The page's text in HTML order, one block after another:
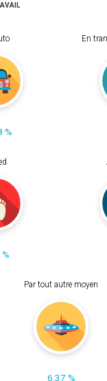
%
En
Par tout autre moyen
6.37 %